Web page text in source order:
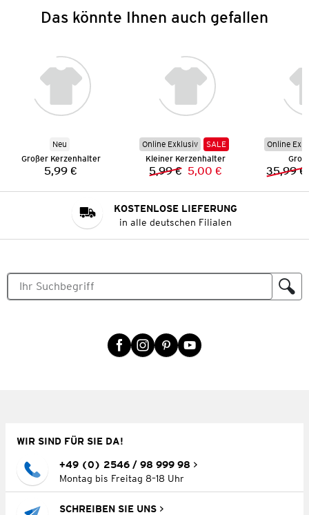
Das könnte Ihnen auch gefallen
Neu
Großer Kerzenhalter
Preis:
5,99 €
Online Exklusiv
SALE
Kleiner Kerzenhalter
Vorheriger Preis:
5,99 € Neuer Preis:
5,00 €
Online
35,99 €
KOSTENLOSE LIEFERUNG
in alle deutschen Filialen
WIR SIND FÜR SIE DA!
+49 (0) 2546 / 98 999 98
Montag bis Freitag 8–18 Uhr
SCHREIBEN SIE UNS